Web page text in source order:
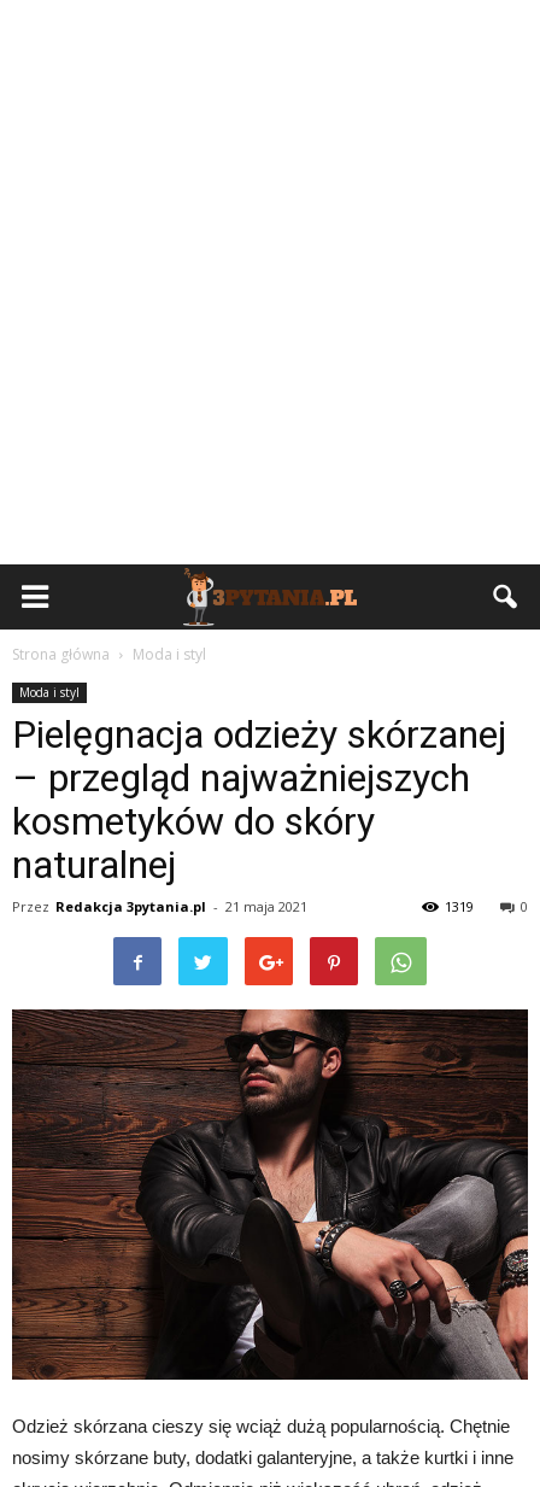
Strona główna Moda i styl
Moda i styl
Pielęgnacja odzieży skórzanej
– przegląd najważniejszych
kosmetyków do skóry
naturalnej
Przez Redakcja 3pytania.pl - 21 maja 2021 0
1319
Odzież skórzana cieszy się wciąż dużą popularnością. Chętnie
nosimy skórzane buty, dodatki galanteryjne, a także kurtki i inne